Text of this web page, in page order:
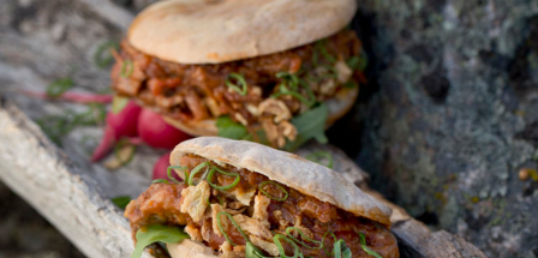
KOTIKOKIT